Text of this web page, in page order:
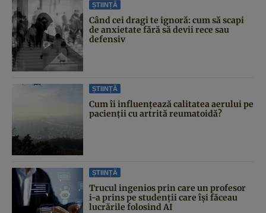
ȘTIINȚĂ
Când cei dragi te ignoră: cum să scapi
de anxietate fără să devii rece sau
defensiv
ȘTIINȚĂ
Cum îi influențează calitatea aerului pe
pacienții cu artrită reumatoidă?
ȘTIINȚĂ
Trucul ingenios prin care un profesor
i-a prins pe studenții care își făceau
lucrările folosind AI